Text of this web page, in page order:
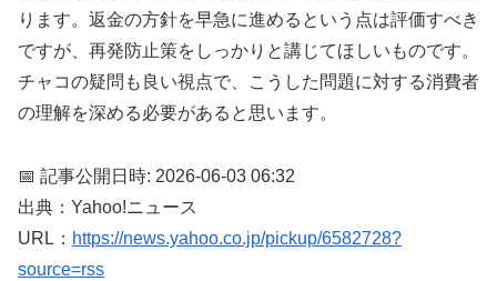
ります。返金の方針を早急に進めるという点は評価すべき
ですが、再発防止策をしっかりと講じてほしいものです。
チャコの疑問も良い視点で、こうした問題に対する消費者
の理解を深める必要があると思います。
📅 記事公開日時: 2026-06-03 06:32
出典：Yahoo!ニュース
URL： https://news.yahoo.co.jp/pickup/6582728?
source=rss